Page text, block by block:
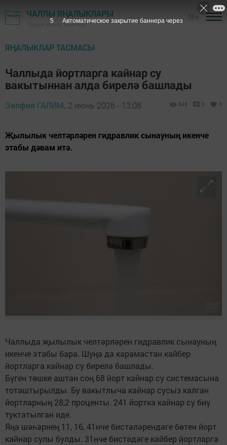
ЧАЛЛЫ ЯҢАЛЫКЛАРЫ
"Шәһри Чаллы" газетасы
ЯҢАЛЫКЛАР ТАСМАСЫ
Чаллыда йортларга кайнар су
вакытыннан алда бирелә башлады
Зөлфия ГАЛИМ, 2 июнь 2026 - 13:08 648 0 0
Җылылык челтәрләрен гидравлик сынауның икенче
этабы дәвам итә.
Чаллыда җылылык челтәрләрен гидравлик сынауның
икенче этабы бара. Шуңа да карамастан кайбер
йортларга кайнар су бирелә башлады.
Бүген төшке аштан соң 68 йорт кайнар су системасына
тоташтырылды. Бу вакытлыча кайнар сусыз калган
йортларның 28,2 проценты. 241 йортка кайнар су биү
туктатылган иде.
Яңа шәһәрнең 11, 16, 41нче бистәләрендәге бөтен йорт
кайнар сулы булды. 31нче бистәдәге кайбер йортларга
3 Автоматическое закрытие баннера через